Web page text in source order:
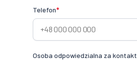
Telefon*
Osoba odpowiedzialna za kontakt